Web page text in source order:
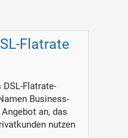
Flatrate
Flatrate-
Business-
an, das
nutzen